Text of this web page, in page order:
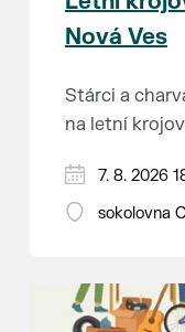
Nová Ves
Stárci a
na letní
PÁTEK 7.
18:00 - ruční
14:00 -
hostince “U
7. 8. 2026
sokolovna